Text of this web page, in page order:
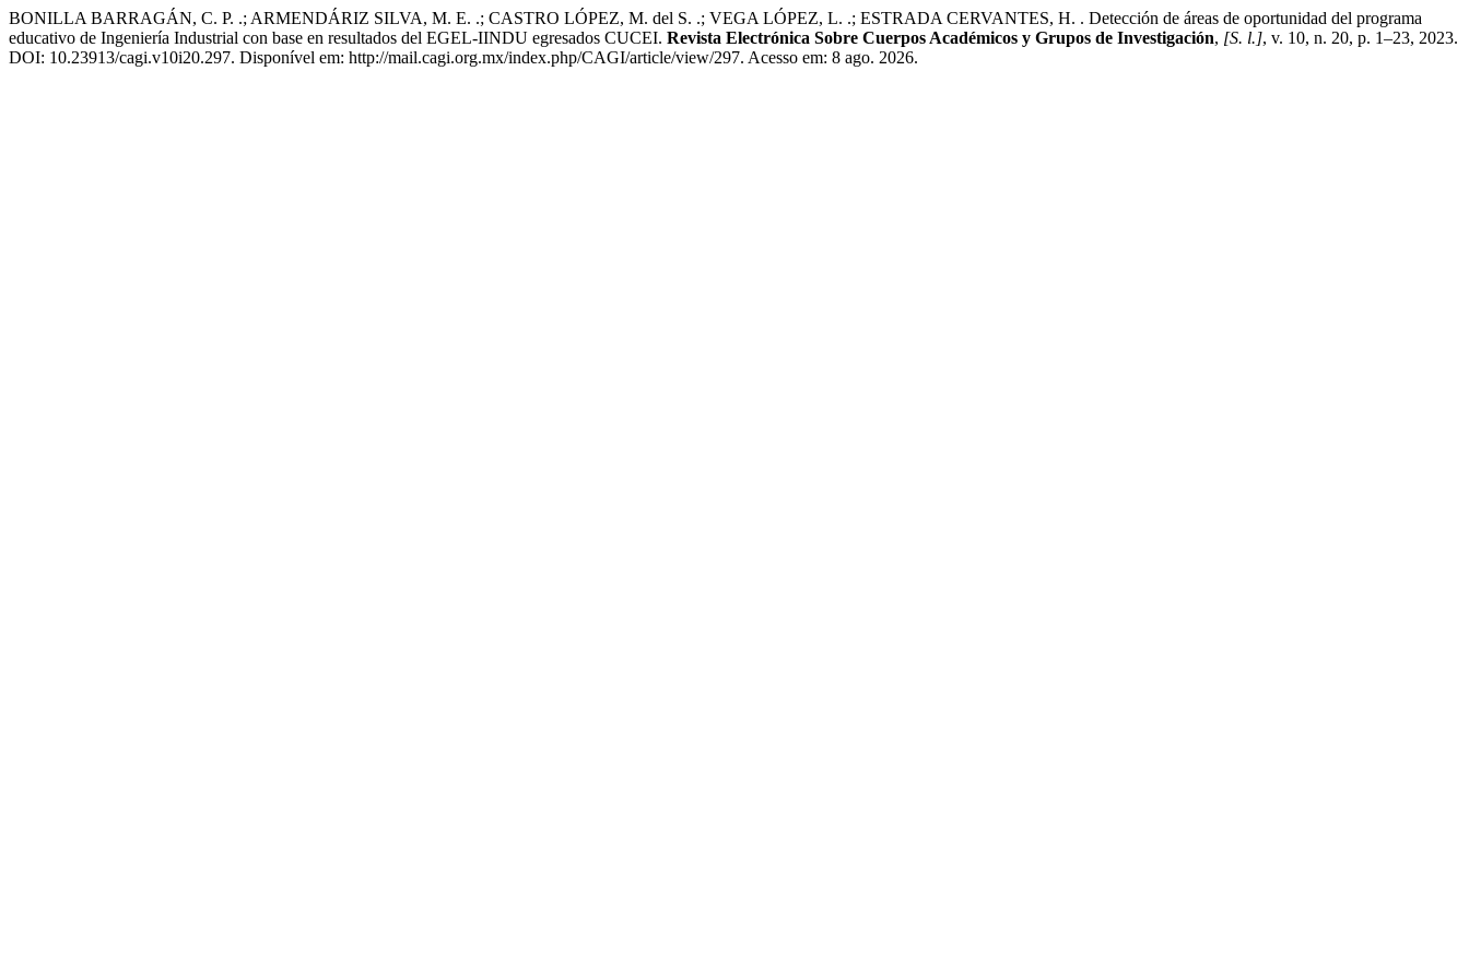
BONILLA BARRAGÁN, C. P. .; ARMENDÁRIZ SILVA, M. E. .; CASTRO LÓPEZ, M. del S. .; VEGA LÓPEZ, L. .; ESTRADA CERVANTES, H. . Detección de áreas de oportunidad del programa
educativo de Ingeniería Industrial con base en resultados del EGEL-IINDU egresados CUCEI. Revista Electrónica Sobre Cuerpos Académicos y Grupos de Investigación, [S. l.], v. 10, n. 20, p. 1–23, 2023.
DOI: 10.23913/cagi.v10i20.297. Disponível em: http://mail.cagi.org.mx/index.php/CAGI/article/view/297. Acesso em: 8 ago. 2026.